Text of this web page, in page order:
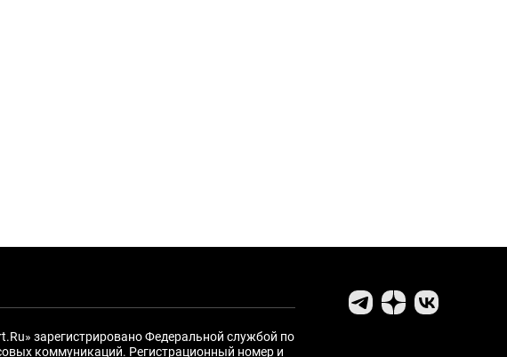
зарегистрировано Федеральной службой по
коммуникаций. Регистрационный номер и